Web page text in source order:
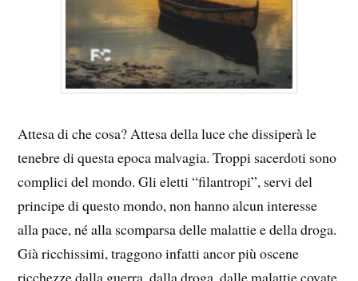
Attesa di che cosa? Attesa della luce che dissiperà le
tenebre di questa epoca malvagia. Troppi sacerdoti sono
complici del mondo. Gli eletti “filantropi”, servi del
principe di questo mondo, non hanno alcun interesse
alla pace, né alla scomparsa delle malattie e della droga.
Già ricchissimi, traggono infatti ancor più oscene
ricchezze dalla guerra, dalla droga, dalle malattie covate